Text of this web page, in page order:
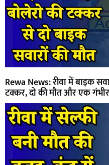
Rewa News: रीवा में बाइक
टक्कर, दो की मौत और एक